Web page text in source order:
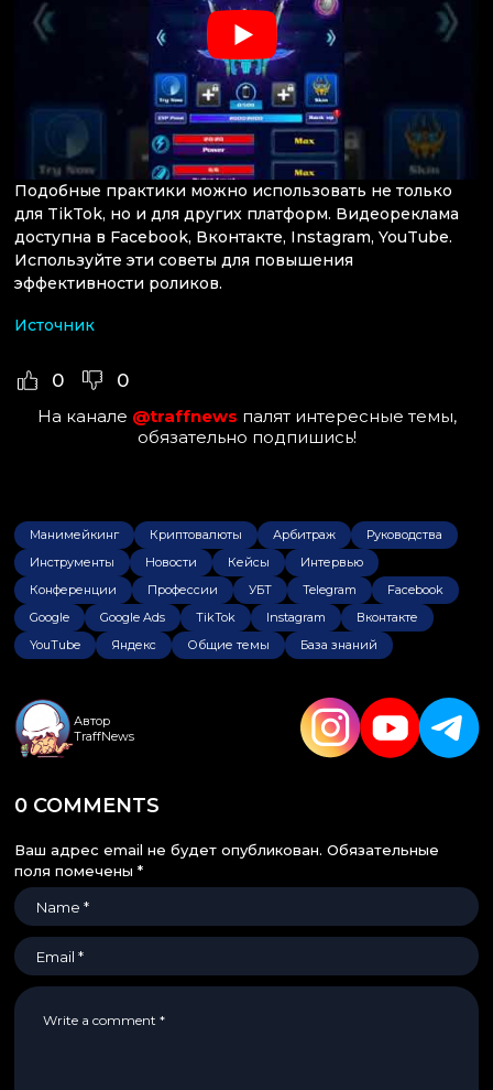
Подобные практики можно использовать не только
для TikTok, но и для других платформ. Видеореклама
доступна в Facebook, Вконтакте, Instagram, YouTube.
Используйте эти советы для повышения
эффективности роликов.
Источник
0 0
На канале @traffnews палят интересные темы,
обязательно подпишись!
Манимейкинг Криптовалюты Арбитраж
Руководства
Инструменты
Новости Кейсы
Интервью
Конференции
Профессии УБТ Telegram
Facebook
Google
Google Ads TikTok Instagram
Вконтакте
YouTube
Яндекс Общие темы База знаний
Автор
TraffNews
0 COMMENTS
Ваш адрес email не будет опубликован. Обязательные
поля помечены *